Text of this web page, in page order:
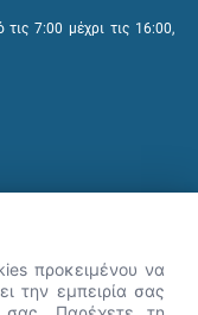
7:00 μέχρι τις 16:00,
προκειμένου να
την εμπειρία σας